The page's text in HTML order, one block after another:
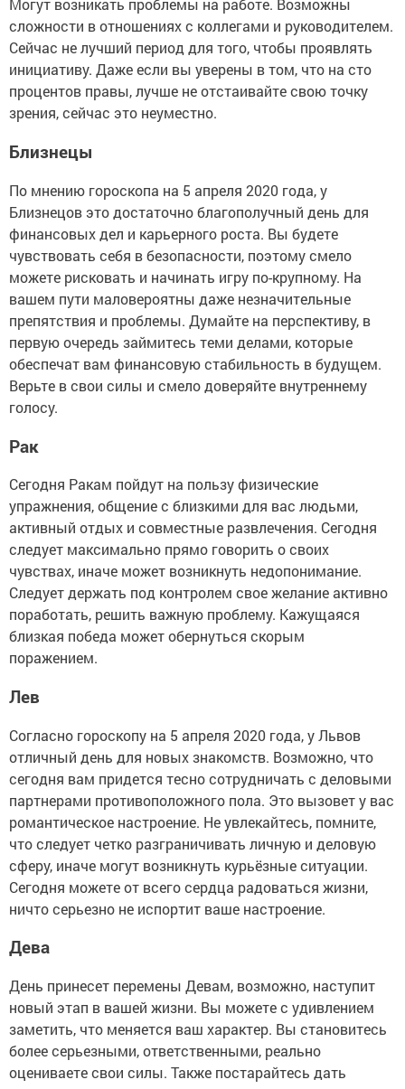
Могут возникать проблемы на работе. Возможны
сложности в отношениях с коллегами и руководителем.
Сейчас не лучший период для того, чтобы проявлять
инициативу. Даже если вы уверены в том, что на сто
процентов правы, лучше не отстаивайте свою точку
зрения, сейчас это неуместно.
Близнецы
По мнению гороскопа на 5 апреля 2020 года, у
Близнецов это достаточно благополучный день для
финансовых дел и карьерного роста. Вы будете
чувствовать себя в безопасности, поэтому смело
можете рисковать и начинать игру по-крупному. На
вашем пути маловероятны даже незначительные
препятствия и проблемы. Думайте на перспективу, в
первую очередь займитесь теми делами, которые
обеспечат вам финансовую стабильность в будущем.
Верьте в свои силы и смело доверяйте внутреннему
голосу.
Рак
Сегодня Ракам пойдут на пользу физические
упражнения, общение с близкими для вас людьми,
активный отдых и совместные развлечения. Сегодня
следует максимально прямо говорить о своих
чувствах, иначе может возникнуть недопонимание.
Следует держать под контролем свое желание активно
поработать, решить важную проблему. Кажущаяся
близкая победа может обернуться скорым
поражением.
Лев
Согласно гороскопу на 5 апреля 2020 года, у Львов
отличный день для новых знакомств. Возможно, что
сегодня вам придется тесно сотрудничать с деловыми
партнерами противоположного пола. Это вызовет у вас
романтическое настроение. Не увлекайтесь, помните,
что следует четко разграничивать личную и деловую
сферу, иначе могут возникнуть курьёзные ситуации.
Сегодня можете от всего сердца радоваться жизни,
ничто серьезно не испортит ваше настроение.
Дева
День принесет перемены Девам, возможно, наступит
новый этап в вашей жизни. Вы можете с удивлением
заметить, что меняется ваш характер. Вы становитесь
более серьезными, ответственными, реально
оцениваете свои силы. Также постарайтесь дать